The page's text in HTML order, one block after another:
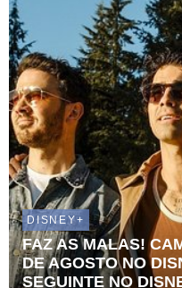
DISNEY+
FAZ AS MALAS!
DE AGOSTO NO
SEGUINTE NO